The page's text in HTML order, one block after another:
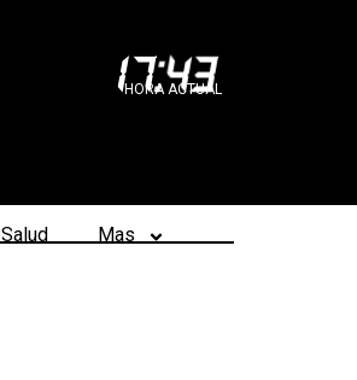
17:43
HORA ACTUAL
Salud Mas